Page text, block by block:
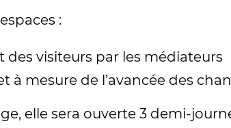
:
des visiteurs par les médiateurs
à mesure de l’avancée des
elle sera ouverte 3 demi-